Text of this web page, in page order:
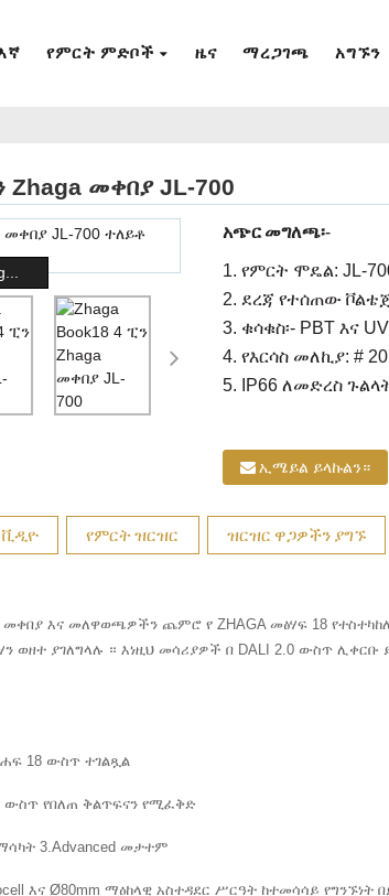
የምርት ምድቦች ዜና ማረጋገጫ አግኙን
Zhaga መቀበያ JL-700
አጭር መግለጫ፡-
1. የምርት ሞዴል: JL-
2. ደረጃ የተሰጠው
3. ቁሳቁስ፡- PBT እና
4. የእርሳስ መለኪያ: # 20
5. IP66 ለመድረስ
ኢሜይል ይላኩልን።
ቪዲዮ የምርት ዝርዝር ዝርዝር ዋጋዎችን ያግኙ
መቀበያ እና መለዋወጫዎችን ጨምሮ የ ZHAGA መፅሃፍ 18
ወዘተ ያገለግላሉ ። እነዚህ መሳሪያዎች በ DALI 2.0 ውስጥ ሊቀርቡ
18 ውስጥ ተገልጿል
ውስጥ የበለጠ ቅልጥፍናን የሚፈቅድ
3.Advanced መታተም
እና Ø80mm ማዕከላዊ አስተዳደር ሥርዓት ከተመሳሳይ የግንኙነት